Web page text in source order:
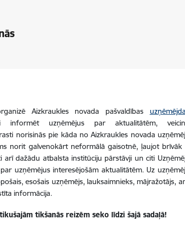
Aizkraukles novada pašvaldības
uzņēmējus par aktualitātēm,
norisinās pie kāda no Aizkraukles novada
norit galvenokārt neformālā gaisotnē, ļaujot
arī dažādu atbalsta institūciju pārstāvji un citi
uzņēmējus interesējošām aktualitātēm. Uz
esošais uzņēmējs, lauksaimnieks, mājražotājs,
informācija.
tikšanās reizēm seko līdzi šajā sadaļā!